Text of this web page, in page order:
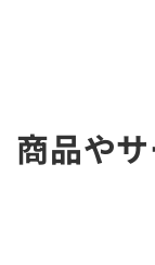
商品や